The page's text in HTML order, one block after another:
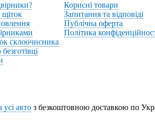
щіток
склоочисника
Корисні товари
Запитання та відповіді
Публічна оферта
Політика
авто з безкоштовною доставкою по